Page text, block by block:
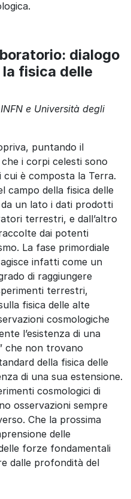
dialogo
fisica delle
e Università degli
puntando il
i corpi celesti sono
è composta la Terra.
campo della fisica delle
un lato i dati prodotti
terrestri, e dall’altro
dai potenti
La fase primordiale
infatti come un
di raggiungere
terrestri,
fisica delle alte
cosmologiche
l’esistenza di una
che non trovano
della fisica delle
di una sua estensione.
cosmologici di
osservazioni sempre
Che la prossima
delle
forze fondamentali
dalle profondità del